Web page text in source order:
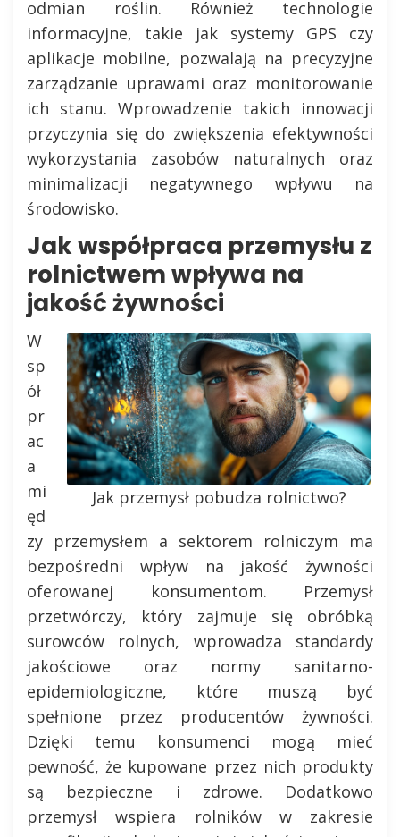
odmian roślin. Również technologie
informacyjne, takie jak systemy GPS czy
aplikacje mobilne, pozwalają na precyzyjne
zarządzanie uprawami oraz monitorowanie
ich stanu. Wprowadzenie takich innowacji
przyczynia się do zwiększenia efektywności
wykorzystania zasobów naturalnych oraz
minimalizacji negatywnego wpływu na
środowisko.
Jak współpraca przemysłu z
rolnictwem wpływa na
jakość żywności
Jak przemysł pobudza rolnictwo?
W
sp
ół
pr
ac
a
mi
ęd
zy przemysłem a sektorem rolniczym ma
bezpośredni wpływ na jakość żywności
oferowanej konsumentom. Przemysł
przetwórczy, który zajmuje się obróbką
surowców rolnych, wprowadza standardy
jakościowe oraz normy sanitarno-
epidemiologiczne, które muszą być
spełnione przez producentów żywności.
Dzięki temu konsumenci mogą mieć
pewność, że kupowane przez nich produkty
są bezpieczne i zdrowe. Dodatkowo
przemysł wspiera rolników w zakresie